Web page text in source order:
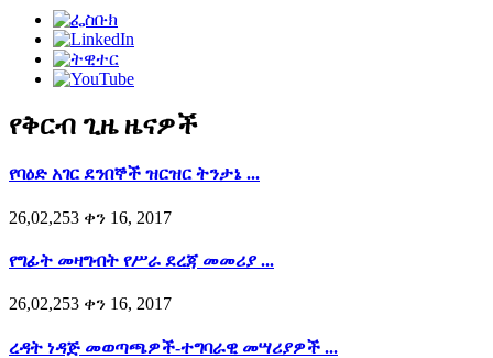
የቅርብ ጊዜ ዜናዎች
የባዕድ አገር ደንበኞች ዝርዝር ትንታኔ ...
26,02,253 ቀን 16, 2017
የግፊት መዛግብት የሥራ ደረጃ መመሪያ ...
26,02,253 ቀን 16, 2017
ረዳት ነዳጅ መወጣጫዎች-ተግባራዊ መሣሪያዎች ...